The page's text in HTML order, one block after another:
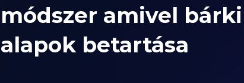
amivel
betartása